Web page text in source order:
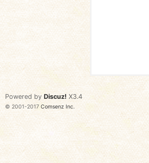
会
Powered by Discuz! X3.4
© 2001-2017 Comsenz Inc.